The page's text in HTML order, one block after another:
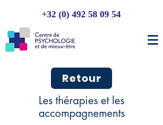
+32 (0) 492 58 09 54
Retour
Les thérapies et les
accompagnements